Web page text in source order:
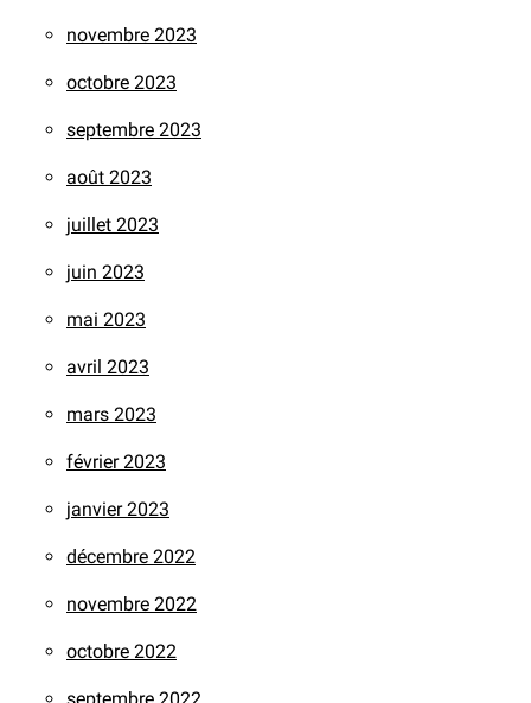
novembre 2023
octobre 2023
septembre 2023
août 2023
juillet 2023
juin 2023
mai 2023
avril 2023
mars 2023
février 2023
janvier 2023
décembre 2022
novembre 2022
octobre 2022